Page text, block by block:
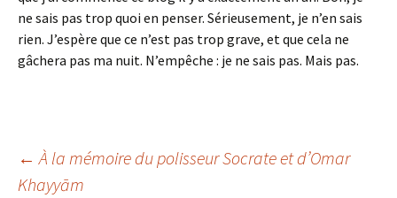
ne sais pas trop quoi en penser. Sérieusement, je n’en sais
rien. J’espère que ce n’est pas trop grave, et que cela ne
gâchera pas ma nuit. N’empêche : je ne sais pas. Mais pas.
Navigation
← À la mémoire du polisseur Socrate et d’Omar
Khayyām